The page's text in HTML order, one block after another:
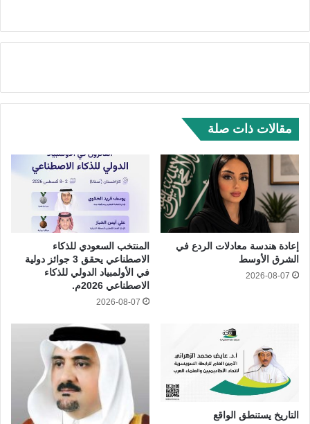
مقالات ذات صلة
إعادة هندسة معادلات الردع في
الشرق الأوسط
2026-08-07
المنتخب السعودي للذكاء
الاصطناعي يحقق 3 جوائز دولية
في الأولمبياد الدولي للذكاء
الاصطناعي 2026م.
2026-08-07
التاريخ يستنطق الواقع